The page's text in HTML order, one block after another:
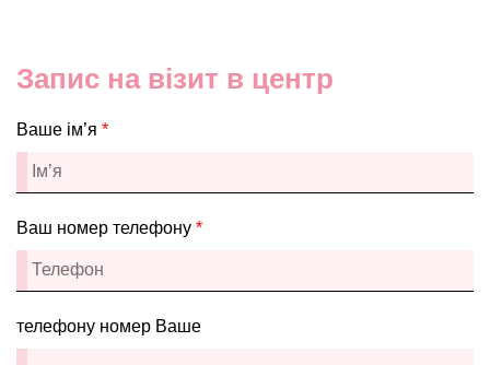
Запис на візит в центр
Ваше ім’я *
Ваш номер телефону *
телефону номер Ваше